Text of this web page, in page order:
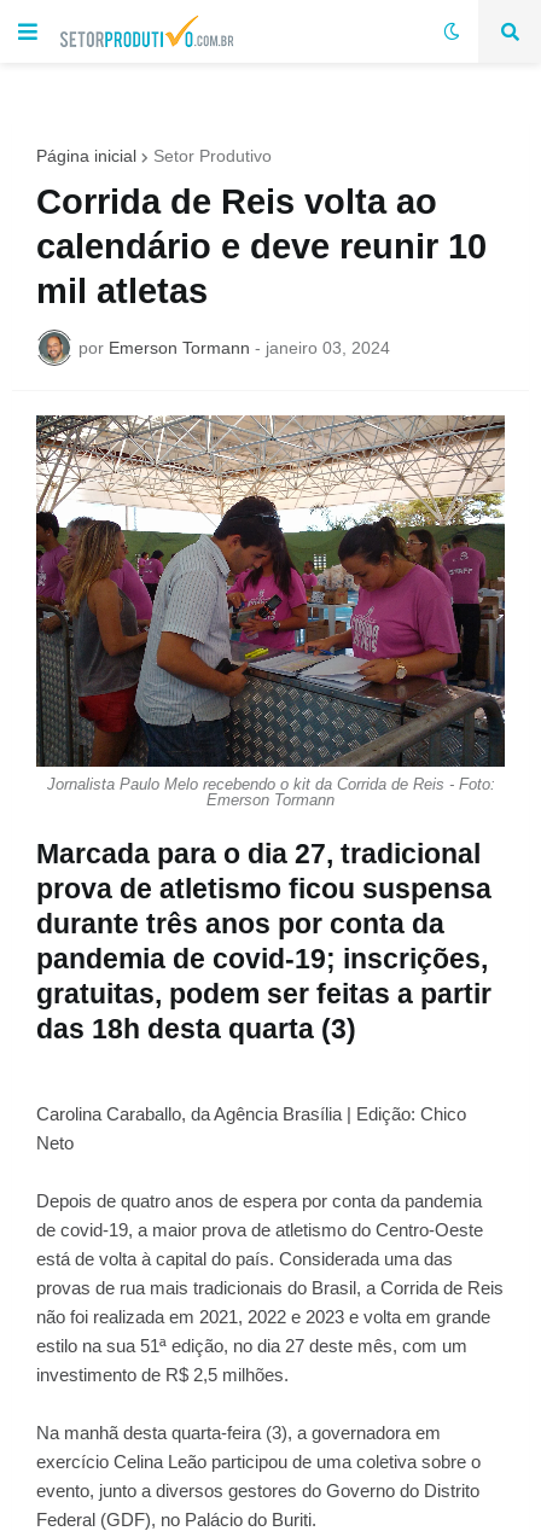
Página inicial Setor Produtivo
Corrida de Reis volta ao
calendário e deve reunir 10
mil atletas
por Emerson Tormann - janeiro 03, 2024
Jornalista Paulo Melo recebendo o kit da Corrida de Reis - Foto:
Emerson Tormann
Marcada para o dia 27, tradicional
prova de atletismo ficou suspensa
durante três anos por conta da
pandemia de covid-19; inscrições,
gratuitas, podem ser feitas a partir
das 18h desta quarta (3)
Carolina Caraballo, da Agência Brasília | Edição: Chico
Neto
Depois de quatro anos de espera por conta da pandemia
de covid-19, a maior prova de atletismo do Centro-Oeste
está de volta à capital do país. Considerada uma das
provas de rua mais tradicionais do Brasil, a Corrida de Reis
não foi realizada em 2021, 2022 e 2023 e volta em grande
estilo na sua 51ª edição, no dia 27 deste mês, com um
investimento de R$ 2,5 milhões.
Na manhã desta quarta-feira (3), a governadora em
exercício Celina Leão participou de uma coletiva sobre o
evento, junto a diversos gestores do Governo do Distrito
Federal (GDF), no Palácio do Buriti.